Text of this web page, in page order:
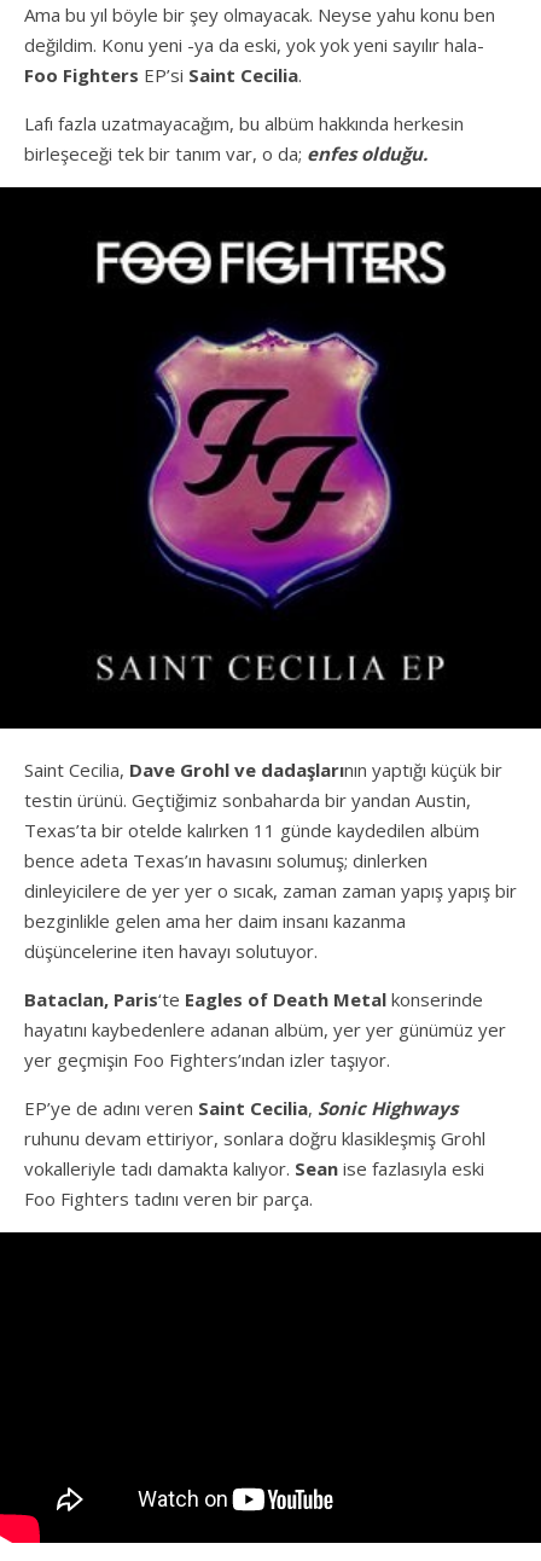
Ama bu yıl böyle bir şey olmayacak. Neyse yahu konu ben
değildim. Konu yeni -ya da eski, yok yok yeni sayılır hala-
Foo Fighters EP’si Saint Cecilia.
Lafı fazla uzatmayacağım, bu albüm hakkında herkesin
birleşeceği tek bir tanım var, o da; enfes olduğu.
Saint Cecilia, Dave Grohl ve dadaşlarının yaptığı küçük bir
testin ürünü. Geçtiğimiz sonbaharda bir yandan Austin,
Texas’ta bir otelde kalırken 11 günde kaydedilen albüm
bence adeta Texas’ın havasını solumuş; dinlerken
dinleyicilere de yer yer o sıcak, zaman zaman yapış yapış bir
bezginlikle gelen ama her daim insanı kazanma
düşüncelerine iten havayı solutuyor.
Bataclan, Paris‘te Eagles of Death Metal konserinde
hayatını kaybedenlere adanan albüm, yer yer günümüz yer
yer geçmişin Foo Fighters’ından izler taşıyor.
EP’ye de adını veren Saint Cecilia, Sonic Highways
ruhunu devam ettiriyor, sonlara doğru klasikleşmiş Grohl
vokalleriyle tadı damakta kalıyor. Sean ise fazlasıyla eski
Foo Fighters tadını veren bir parça.